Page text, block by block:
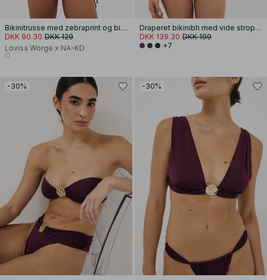
Bikinitrusse med zebraprint og bindedetalje
DKK 90.30 DKK 129
Lovisa Worge x NA-KD
Draperet bikinibh med vide stropper
DKK 139.30 DKK 199
+7
-30% -30%